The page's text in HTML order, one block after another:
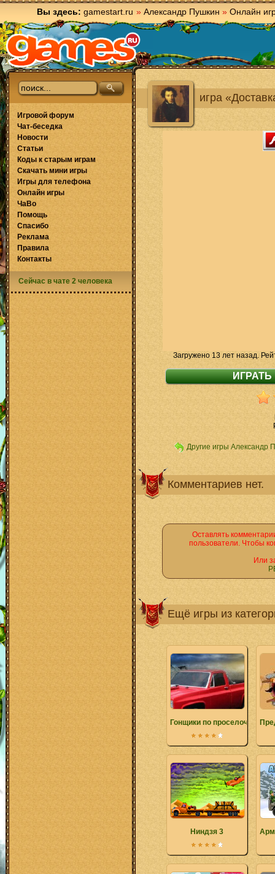
Вы здесь: gamestart.ru » Александр Пушкин » Онлайн
игра
Загружено 13 лет назад.
Другие игры Александр
Комментариев нет.
Оставлять
пользователи. Чтобы
Или
Ещё игры из
Гонщики по проселочной
Ниндзя 3
Игровой форум
Чат-беседка
Новости
Статьи
Коды к старым играм
Скачать мини игры
Игры для телефона
Онлайн игры
ЧаВо
Помощь
Спасибо
Реклама
Правила
Контакты
Сейчас в чате 2 человека